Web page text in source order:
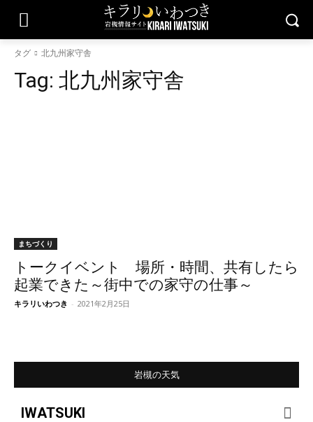
タグ 北九州家守舎
Tag: 北九州家守舎
まちづくり
トークイベント 場所・時間、共有したら
起業できた～街中での家守の仕事～
キラリいわつき - 2021年2月25日
岩槻の天気
IWATSUKI